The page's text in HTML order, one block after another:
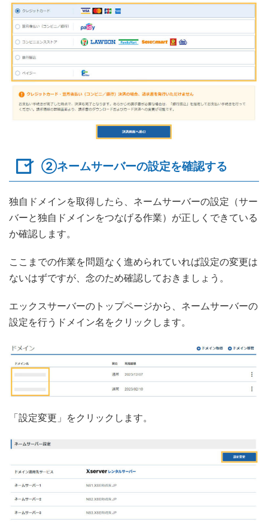
②ネームサーバーの設定を確認する
独自ドメインを取得したら、ネームサーバーの設定（サー
バーと独自ドメインをつなげる作業）が正しくできている
か確認します。
ここまでの作業を問題なく進められていれば設定の変更は
ないはずですが、念のため確認しておきましょう。
エックスサーバーのトップページから、ネームサーバーの
設定を行うドメイン名をクリックします。
「設定変更」をクリックします。